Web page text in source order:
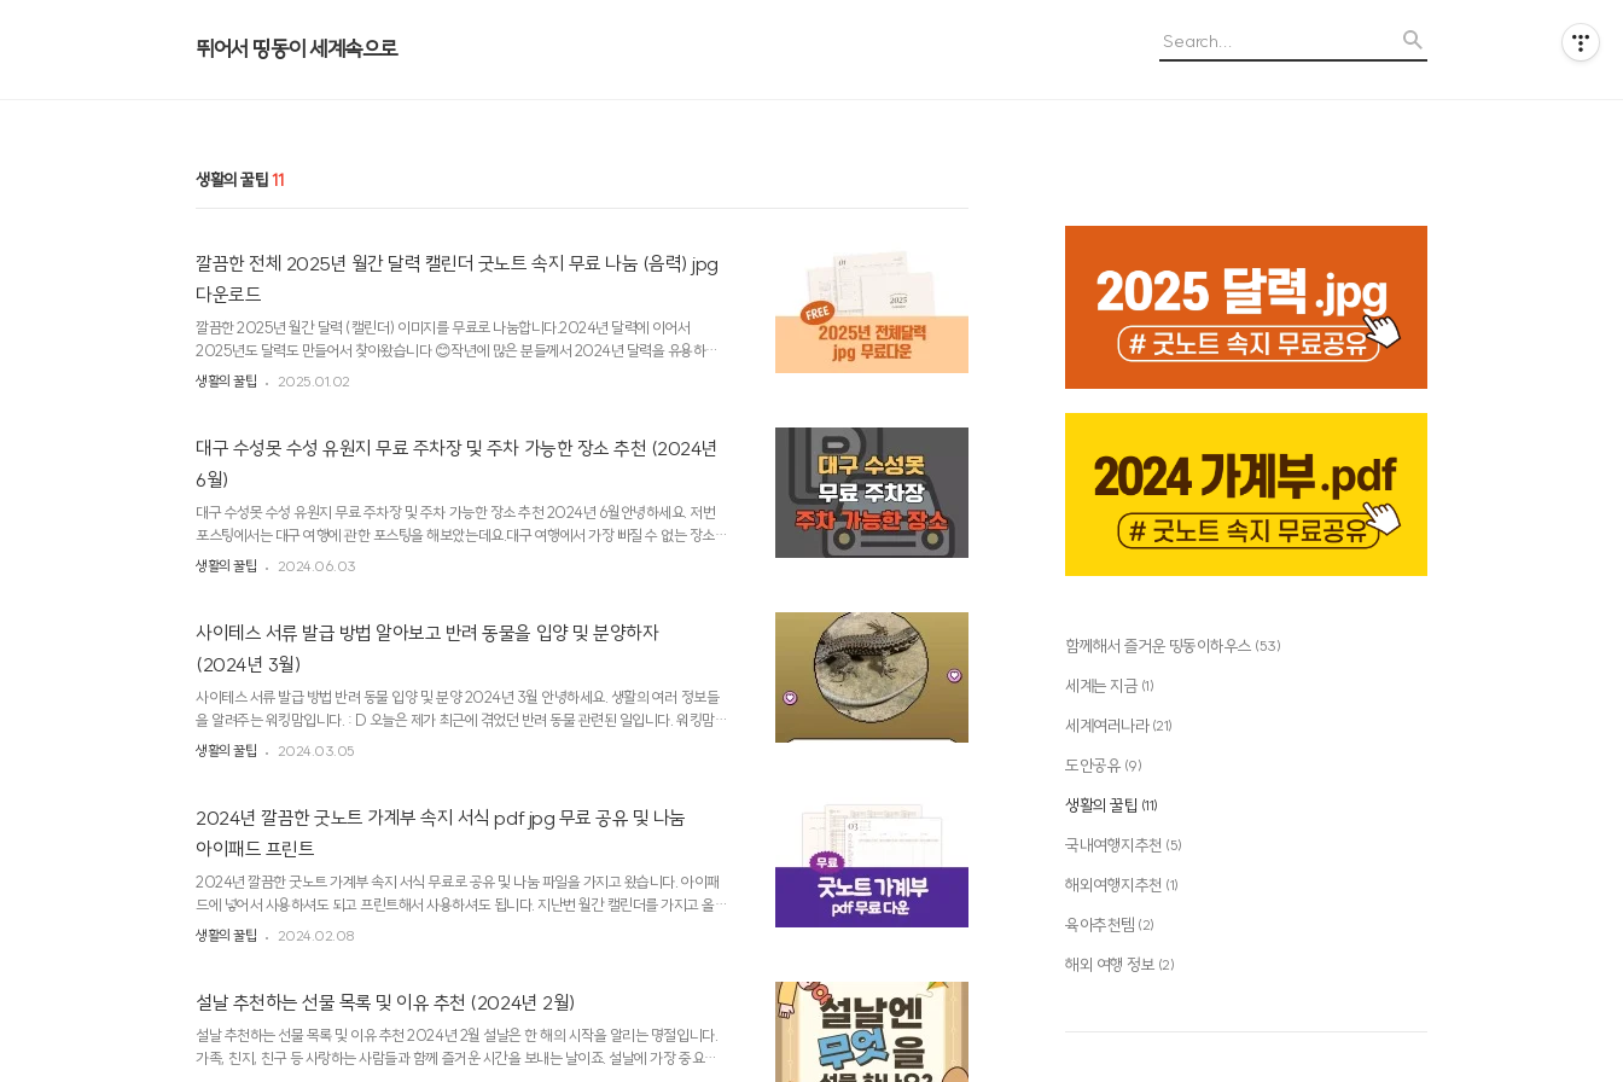
뛰어서 띵동이 세계속으로
생활의 꿀팁11
깔끔한 전체 2025년 월간 달력 캘린더 굿노트 속지 무료 나눔 (음력) jpg
다운로드
깔끔한 2025년 월간 달력 (캘린더) 이미지를 무료로 나눔합니다.2024년 달력에 이어서
2025년도 달력도 만들어서 찾아왔습니다 😊작년에 많은 분들께서 2024년 달력을 유용하게
사용해 주셨다는 피드백을 받아서,올해도 2025년 달력을 디자인해보았습니다.굿노트 속지로
월간 캘린더까지 만들었습니다.혹시 오타나 잘못된 부분 있으면 댓글로 알려주세요.수정해서 다
용하실려고pdf 파일이 필요하시다면 아래 ..
생활의 꿀팁 2025.01.02
대구 수성못 수성 유원지 무료 주차장 및 주차 가능한 장소 추천 (2024년
6월)
대구 수성못 수성 유원지 무료 주차장 및 주차 가능한 장소 추천 2024년 6월안녕하세요. 저번
포스팅에서는 대구 여행에 관한 포스팅을 해보았는데요.대구 여행에서 가장 빠질 수 없는 장소
가 바로 수성못입니다.그런데.. 수성못은 대중교통이 아주 활성화되어있지만 차로 만약에 놀러
처에 수성구청에서 11월부터 무료 공영 주차장이 생겼습니다.주차할 수 있는 자리도 많으며 새
시면 됩니다.주차 이용 시간 : 24시간 가능.주차 요금 : 무료20..
생활의 꿀팁 2024.06.03
사이테스 서류 발급 방법 알아보고 반려 동물을 입양 및 분양하자
(2024년 3월)
사이테스 서류 발급 방법 반려 동물 입양 및 분양 2024년 3월 안녕하세요. 생활의 여러 정보들
을 알려주는 워킹맘입니다. : D 오늘은 제가 최근에 겪었던 반려 동물 관련된 일입니다. 워킹맘
은 집에서 반려 동물인 거북이를 키우고 있습니다.. 그런데 일이 너무 바빠서 무료 분양을 알아보
실도 알았습니다.. 사이테스란? (CITE) 멸종위기에 처한 종 중 국제거래로 그 영향을 받거나 받
을 수 있는 종. 그래서 사이테스에 포함된 야생의 동, 식물등은 거래에 대한 협약을 지켜야 하며
마음대로 거래할 수 없는 규제가 있습니다. 이 ..
생활의 꿀팁 2024.03.05
2024년 깔끔한 굿노트 가계부 속지 서식 pdf jpg 무료 공유 및 나눔
아이패드 프린트
2024년 깔끔한 굿노트 가계부 속지 서식 무료로 공유 및 나눔 파일을 가지고 왔습니다. 아이패
드에 넣어서 사용하셔도 되고 프린트해서 사용하셔도 됩니다. 지난번 월간 캘린더를 가지고 올
때 곧 가지고 오겠다 약속해놓고는 현생에 바빠서 이제서야 가지고 왔네요 ^^ 하하 지금부터 사
2024년 월간 달력 (캘린더) 이미지를 무료로 나눔합니다. 굿노트 속지로 활용하시든 아니면 인
warkingmom.com 올해는 꼭 가계부 사용하는 습관..
생활의 꿀팁 2024.02.08
설날 추천하는 선물 목록 및 이유 추천 (2024년 2월)
설날 추천하는 선물 목록 및 이유 추천 2024년 2월 설날은 한 해의 시작을 알리는 명절입니다.
가족, 친지, 친구 등 사랑하는 사람들과 함께 즐거운 시간을 보내는 날이죠. 설날에 가장 중요한
함께해서 즐거운 띵동이하우스 (53)
세계는 지금 (1)
세계여러나라 (21)
도안공유 (9)
생활의 꿀팁 (11)
국내여행지추천 (5)
해외여행지추천 (1)
육아추천템 (2)
해외 여행 정보 (2)